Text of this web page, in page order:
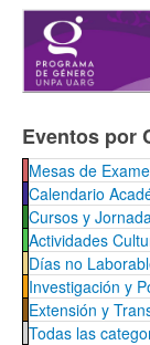
Eventos por
Mesas de
Calendario
Cursos y
Actividades
Días no
Investigación y
Extensión y
Todas las